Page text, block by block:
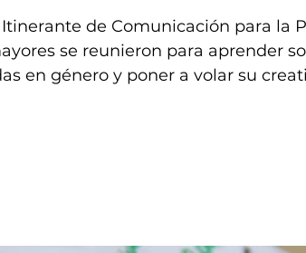
de Comunicación para la
se reunieron para aprender
en género y poner a volar su